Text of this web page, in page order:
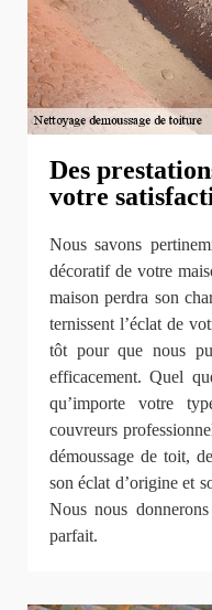
Des
votre
Nous savons
décoratif de votre
maison perdra son
ternissent l’éclat de
tôt pour que nous
efficacement. Quel
qu’importe votre
couvreurs
démoussage de toit,
son éclat d’origine et
Nous nous
parfait.